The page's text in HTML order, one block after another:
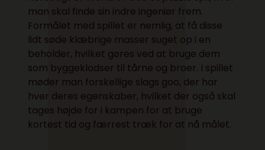
man skal finde sin indre ingeniør frem.
Formålet med spillet er nemlig, at få disse
lidt søde klæbrige masser suget op i en
beholder, hvilket gøres ved at bruge dem
som byggeklodser til tårne og broer. I spillet
møder man forskellige slags goo, der har
hver deres egenskaber, hvilket der også skal
tages højde for i kampen for at bruge
kortest tid og færrest træk for at nå målet.